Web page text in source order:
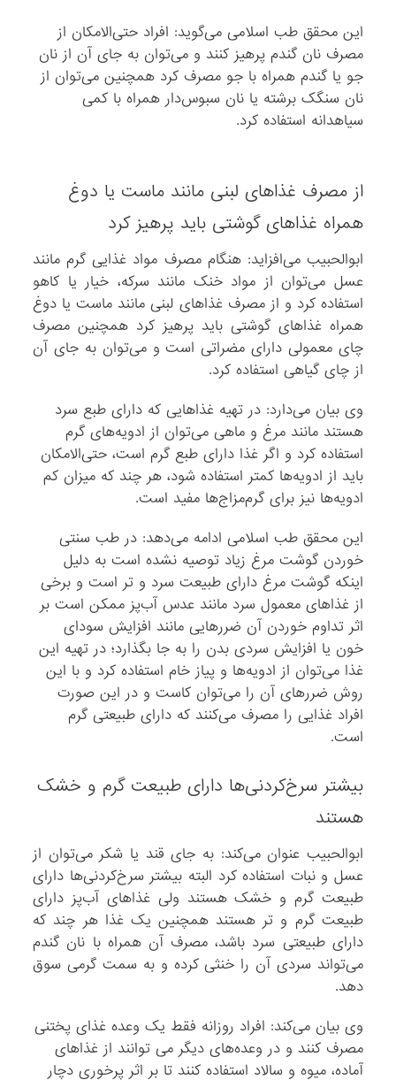
این محقق طب اسلامی می‌گوید: افراد حتی‌الامکان از
مصرف نان گندم پرهیز کنند و می‌توان به جای آن از نان
جو یا گندم همراه با جو مصرف کرد همچنین می‌توان از
نان سنگک برشته یا نان سبوس‌دار همراه با کمی
سیاهدانه استفاده کرد.
از مصرف غذاهای لبنی مانند ماست یا دوغ
همراه غذاهای گوشتی باید پرهیز کرد
ابوالحبیب می‌افزاید: هنگام مصرف مواد غذایی گرم مانند
عسل می‌توان از مواد خنک مانند سرکه، خیار یا کاهو
استفاده کرد و از مصرف غذاهای لبنی مانند ماست یا دوغ
همراه غذاهای گوشتی باید پرهیز کرد همچنین مصرف
چای معمولی دارای مضراتی است و می‌توان به جای آن
از چای گیاهی استفاده کرد.
وی بیان می‌دارد: در تهیه غذاهایی که دارای طبع سرد
هستند مانند مرغ و ماهی می‌توان از ادویه‌‌های گرم
استفاده کرد و اگر غذا دارای طبع گرم است، حتی‌الامکان
باید از ادویه‌ها کمتر استفاده شود، هر چند که میزان کم
ادویه‌ها نیز برای گرم‌مزاج‌ها مفید است.
این محقق طب اسلامی ادامه می‌دهد: در طب سنتی
خوردن گوشت مرغ زیاد توصیه نشده است به دلیل
اینکه گوشت مرغ دارای طبیعت سرد و تر است و برخی
از غذاهای معمول سرد مانند عدس آب‌پز ممکن است بر
اثر تداوم خوردن آن ضررهایی مانند افزایش سودای
خون یا افزایش سردی بدن را به جا بگذارد؛ در تهیه این
غذا می‌توان از ادویه‌ها و پیاز خام استفاده کرد و با این
روش ضررهای آن را می‌توان کاست و در این صورت
افراد غذایی را مصرف می‌کنند که دارای طبیعتی گرم
است.
بیشتر سرخ‌کردنی‌ها دارای طبیعت گرم و خشک
هستند
ابوالحبیب عنوان می‌کند: به جای قند یا شکر می‌توان از
عسل و نبات استفاده کرد البته بیشتر سرخ‌کردنی‌ها دارای
طبیعت گرم و خشک هستند ولی غذاهای آب‌پز دارای
طبیعت گرم و تر هستند همچنین یک غذا هر چند که
دارای طبیعتی سرد باشد، مصرف آن همراه با نان گندم
می‌تواند سردی آن را خنثی کرده و به سمت گرمی سوق
دهد.
وی بیان می‌کند: افراد روزانه فقط یک وعده غذای پختنی
مصرف کنند و در وعده‌های دیگر می توانند از غذاهای
آماده، میوه و سالاد استفاده کنند تا بر اثر پرخوری دچار